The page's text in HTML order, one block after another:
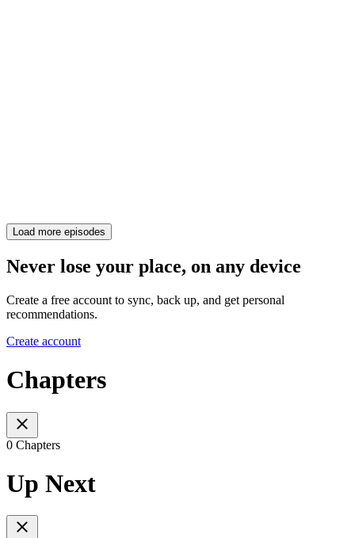
Load more episodes
Never lose your place, on any device
Create a free account to sync, back up, and get personal
recommendations.
Create account
Chapters
0 Chapters
Up Next